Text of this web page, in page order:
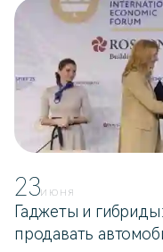
23ИЮНЯ
Гаджеты и
продавать